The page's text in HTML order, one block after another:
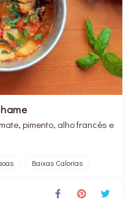
pimento, alho francês e
Baixas Calorias